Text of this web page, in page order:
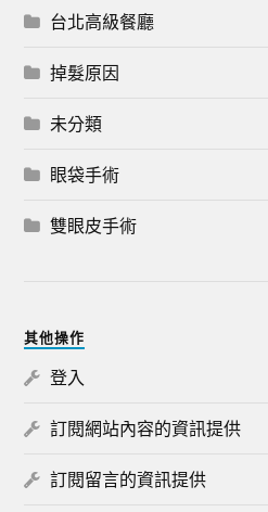
台北高級餐廳
掉髮原因
未分類
眼袋手術
雙眼皮手術
其他操作
登入
訂閱網站內容的資訊提供
訂閱留言的資訊提供